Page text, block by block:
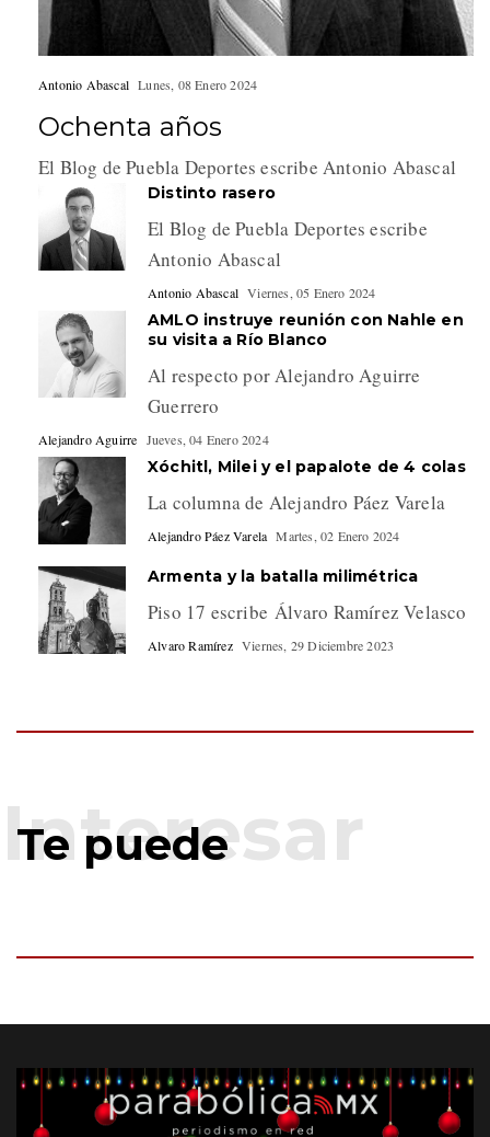
Antonio Abascal Lunes, 08 Enero 2024
Ochenta años
El Blog de Puebla Deportes escribe Antonio Abascal
Distinto rasero
El Blog de Puebla Deportes escribe
Antonio Abascal
Antonio Abascal Viernes, 05 Enero 2024
AMLO instruye reunión con Nahle en
su visita a Río Blanco
Al respecto por Alejandro Aguirre
Guerrero
Alejandro Aguirre Jueves, 04 Enero 2024
Xóchitl, Milei y el papalote de 4 colas
La columna de Alejandro Páez Varela
Alejandro Páez Varela Martes, 02 Enero 2024
Armenta y la batalla milimétrica
Piso 17 escribe Álvaro Ramírez Velasco
Alvaro Ramírez Viernes, 29 Diciembre 2023
Te puede